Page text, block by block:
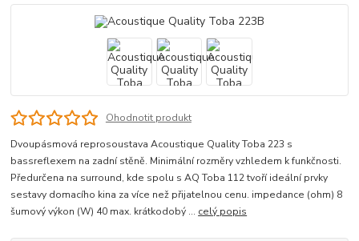
Ohodnotit produkt
Dvoupásmová reprosoustava Acoustique Quality Toba 223 s
bassreflexem na zadní stěně. Minimální rozměry vzhledem k funkčnosti.
Předurčena na surround, kde spolu s AQ Toba 112 tvoří ideální prvky
sestavy domacího kina za více než přijatelnou cenu. impedance (ohm) 8
šumový výkon (W) 40 max. krátkodobý ... celý popis